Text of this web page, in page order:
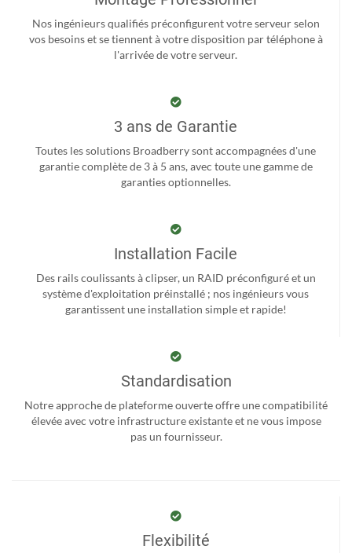
Nos ingénieurs qualifiés préconfigurent votre serveur selon
vos besoins et se tiennent à votre disposition par téléphone à
l'arrivée de votre serveur.
3 ans de Garantie
Toutes les solutions Broadberry sont accompagnées d'une
garantie complète de 3 à 5 ans, avec toute une gamme de
garanties optionnelles.
Installation Facile
Des rails coulissants à clipser, un RAID préconfiguré et un
système d'exploitation préinstallé ; nos ingénieurs vous
garantissent une installation simple et rapide!
Standardisation
Notre approche de plateforme ouverte offre une compatibilité
élevée avec votre infrastructure existante et ne vous impose
pas un fournisseur.
Flexibilité